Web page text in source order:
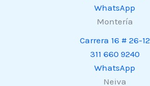
WhatsApp
Montería
Carrera 16 # 26-12
311 660 9240
WhatsApp
Neiva